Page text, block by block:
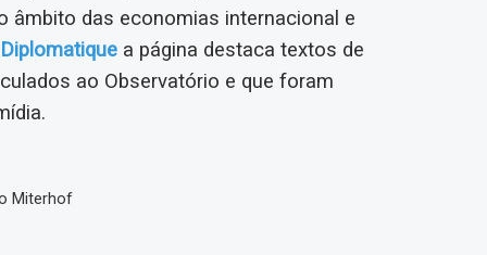
âmbito das economias internacional e
a página destaca textos de
ao Observatório e que foram
Miterhof